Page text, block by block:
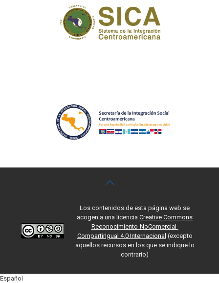
Los contenidos de esta página web se
acogen a una licencia Creative Commons
Reconocimiento-NoComercial-
CompartirIgual 4.0 Internacional (excepto
aquellos recursos en los que se indique lo
contrario)
Español